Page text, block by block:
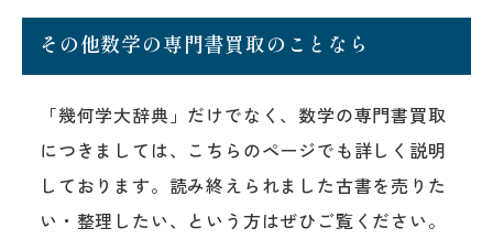
その他数学の専門書買取のことなら
「幾何学大辞典」だけでなく、数学の専門書買取
につきましては、こちらのページでも詳しく説明
しております。読み終えられました古書を売りた
い・整理したい、という方はぜひご覧ください。